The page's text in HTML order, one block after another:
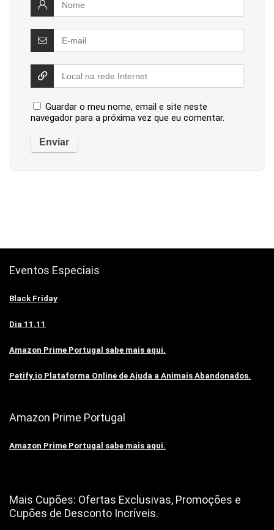
Guardar o meu nome, email e site neste
navegador para a próxima vez que eu comentar.
Eventos Especiais
Black Friday
Dia 11.11
Amazon Prime Portugal sabe mais aqui.
Petify.io Plataforma Online de Ajuda a Animais Abandonados.
Amazon Prime Portugal
Amazon Prime Portugal sabe mais aqui.
Mais Cupões: Ofertas Exclusivas, Promoções e
Cupões de Desconto Incríveis.